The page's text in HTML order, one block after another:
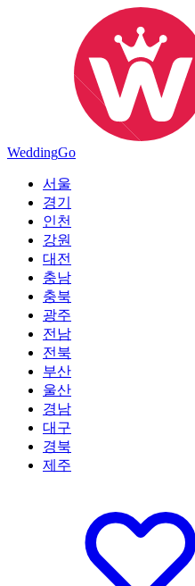
WeddingGo
서울
경기
인천
강원
대전
충남
충북
광주
전남
전북
부산
울산
경남
대구
경북
제주